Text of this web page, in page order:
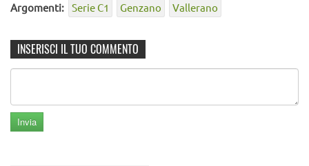
Argomenti: Serie C1 Genzano Vallerano
INSERISCI IL TUO COMMENTO